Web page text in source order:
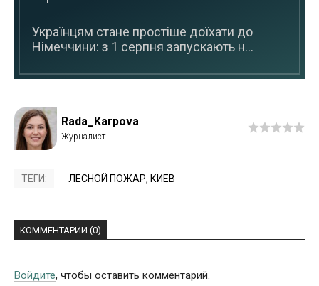
Українцям стане простіше доїхати до
Німеччини: з 1 серпня запускають н...
Rada_Karpova
ТЕГИ: ЛЕСНОЙ ПОЖАР, КИЕВ
КОММЕНТАРИИ (0)
Войдите, чтобы оставить комментарий.